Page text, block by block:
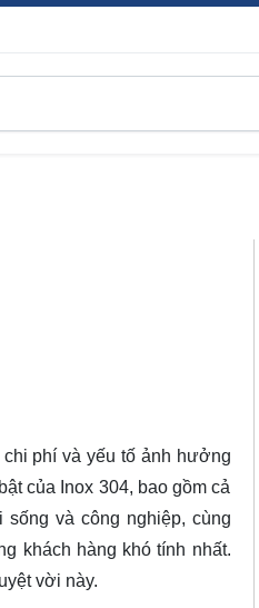
phí và yếu tố ảnh hưởng
của Inox 304, bao gồm cả
và công nghiệp, cùng
khách hàng khó tính nhất.
vời này.